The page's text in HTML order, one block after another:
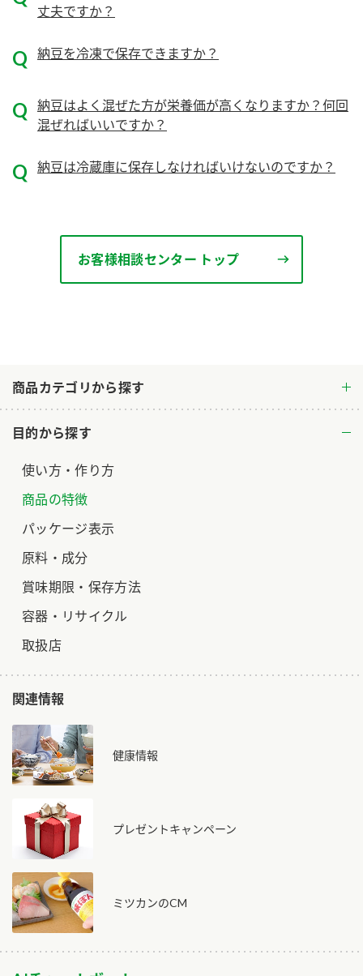
業務用サイト ミツカングループについて
商品カテゴリから探す
目的から探す
使い方・作り方
商品の特徴
パッケージ表示
原料・成分
賞味期限・保存方法
容器・リサイクル
取扱店
関連情報
健康情報
プレゼントキャンペーン
ミツカンのCM
丈夫ですか？
納豆を冷凍で保存できますか？
納豆はよく混ぜた方が栄養価が高くなりますか？何回
混ぜればいいですか？
納豆は冷蔵庫に保存しなければいけないのですか？
お客様相談センター トップ